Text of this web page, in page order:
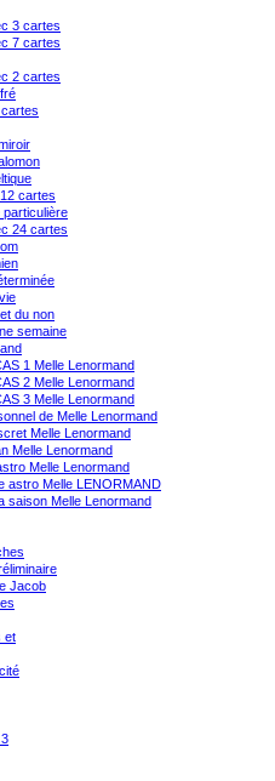
3 cartes
7 cartes
2 cartes
cartes
particulière
24 cartes
du non
semaine
1 Melle Lenormand
2 Melle Lenormand
3 Melle Lenormand
de Melle Lenormand
Melle Lenormand
Melle Lenormand
Melle Lenormand
astro Melle LENORMAND
saison Melle Lenormand
Jacob
et